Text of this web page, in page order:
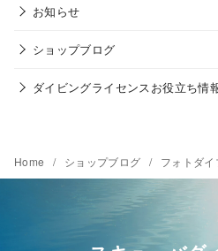
お知らせ
ショップブログ
ダイビングライセンスお役立ち情
Home ショップブログ フォトダイ